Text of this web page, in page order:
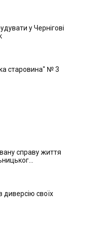
у Чернігові
старовина" № 3
справу життя
своїх